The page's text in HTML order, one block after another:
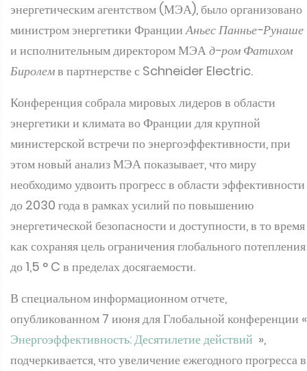
энергетическим агентством (МЭА), было организовано
министром энергетики ФранцииАньес Паннье-Рунаше
и исполнительным директором МЭАд-ром Фатихом
Биролемв партнерстве с Schneider Electric.
Конференция собрала мировых лидеров в области
энергетики и климата во Франции для крупной
министерской встречи по энергоэффективности, при
этом новый анализ МЭА показывает, что миру
необходимо удвоить прогресс в области эффективности
до 2030 года в рамках усилий по повышению
энергетической безопасности и доступности, в то время
как сохраняя цель ограничения глобального потепления
до 1,5 ° C в пределах досягаемости.
В специальном информационном отчете,
опубликованном 7 июня для Глобальной конференции «
Энергоэффективность: Десятилетие действий »,
подчеркивается, что увеличение ежегодного прогресса в